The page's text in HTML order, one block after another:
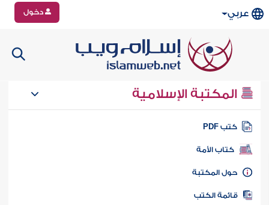
عربي دخول
المكتبة الإسلامية
كتب PDF
كتاب الأمة
المكتبة